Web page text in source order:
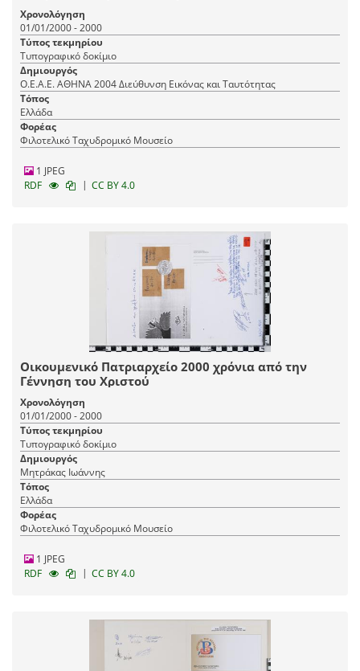
Χρονολόγηση
01/01/2000 - 2000
Τύπος τεκμηρίου
Τυπογραφικό δοκίμιο
Δημιουργός
Ο.Ε.Α.Ε. ΑΘΗΝΑ 2004 Διεύθυνση Εικόνας και Ταυτότητας
Τόπος
Ελλάδα
Φορέας
Φιλοτελικό Ταχυδρομικό Μουσείο
1 JPEG
RDF
| CC BY 4.0
Οικουμενικό Πατριαρχείο 2000 χρόνια από την
Γέννηση του Χριστού
Χρονολόγηση
01/01/2000 - 2000
Τύπος τεκμηρίου
Τυπογραφικό δοκίμιο
Δημιουργός
Μητράκας Ιωάννης
Τόπος
Ελλάδα
Φορέας
Φιλοτελικό Ταχυδρομικό Μουσείο
1 JPEG
RDF
| CC BY 4.0